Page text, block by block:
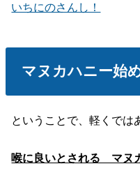
いちにのさんし！
マヌカハニー始
ということで、軽くでは
喉に良いとされる マヌ